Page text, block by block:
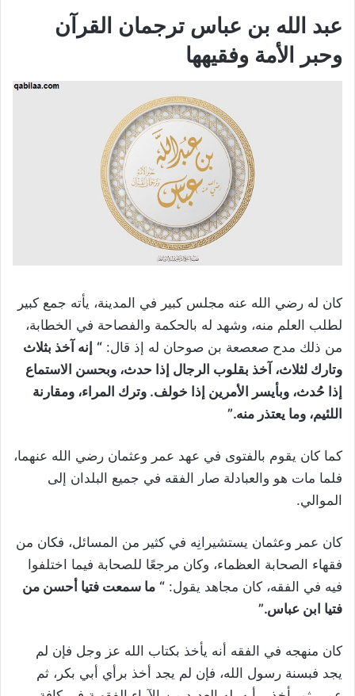
عبد الله بن عباس ترجمان القرآن
وحبر الأمة وفقيهها
كان له رضي الله عنه مجلس كبير في المدينة، يأته جمع كبير
لطلب العلم منه، وشهد له بالحكمة والفصاحة في الخطابة،
من ذلك مدح صعصعة بن صوحان له إذ قال: “ إنه آخذ بثلاث
وتارك لثلاث، آخذ بقلوب الرجال إذا حدث، وبحسن الاستماع
إذا حُدث، وبأيسر الأمرين إذا خولف. وترك المراء، ومقارنة
اللئيم، وما يعتذر منه.”
كما كان يقوم بالفتوى في عهد عمر وعثمان رضي الله عنهما،
فلما مات هو والعبادلة صار الفقه في جميع البلدان إلى
الموالي.
كان عمر وعثمان يستشيرانِه في كثير من المسائل، فكان من
فقهاء الصحابة العظماء، وكان مرجعًا للصحابة فيما اختلفوا
فيه في الفقه، كان مجاهد يقول: “ ما سمعت فتيا أحسن من
فتيا ابن عباس.”
كان منهجه في الفقه أنه يأخذ بكتاب الله عز وجل فإن لم
يجد فبسنة رسول الله، فإن لم يجد أخذ برأي أبي بكر، ثم